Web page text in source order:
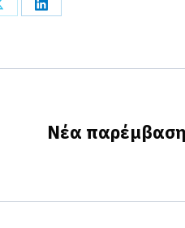
Share
LinkedIn
Next
Νέα